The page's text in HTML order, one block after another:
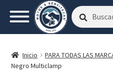
Buscar
por:
Buscar
Inicio PARA TODAS LAS
Negro Multiclamp